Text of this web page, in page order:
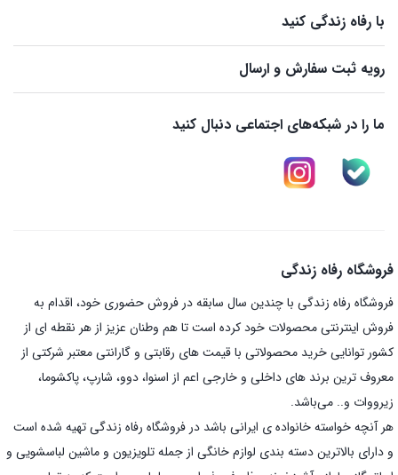
با رفاه زندگی کنید
رویه ثبت سفارش و ارسال
ما را در شبکه‌های اجتماعی دنبال کنید
فروشگاه رفاه زندگی
فروشگاه رفاه زندگی با چندین سال سابقه در فروش حضوری خود، اقدام به
فروش اینترنتی محصولات خود کرده است تا هم وطنان عزیز از هر نقطه ای از
کشور توانایی خرید محصولاتی با قیمت های رقابتی و گارانتی معتبر شرکتی از
معروف ترین برند های داخلی و خارجی اعم از اسنوا، دوو، شارپ، پاکشوما،
زیرووات و.. می‌باشد.
هر آنچه خواسته خانواده ی ایرانی باشد در فروشگاه رفاه زندگی تهیه شده است
و دارای بالاترین دسته بندی لوازم خانگی از جمله تلویزیون و ماشین لباسشویی و